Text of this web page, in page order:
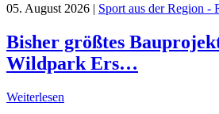
05. August 2026 | Sport aus der Region -
Bisher größtes
Wildpark Ers…
Weiterlesen